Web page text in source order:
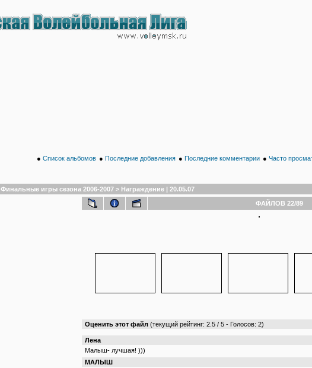
● Список альбомов ● Последние добавления ● Последние комментарии ● Часто
Финальные игры сезона 2006-2007 > Награждение | 20.05.07
ФАЙЛОВ 22/89
Оценить этот файл (текущий рейтинг: 2.5 / 5 - Голосов: 2)
Лена
Малыш- лучшая! )))
МАЛЫШ